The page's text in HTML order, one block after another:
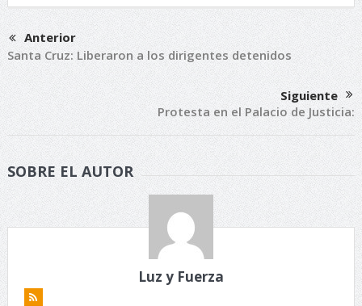
Anterior
Santa Cruz: Liberaron a los dirigentes detenidos
Siguiente
Protesta en el Palacio de Justicia:
SOBRE EL AUTOR
Luz y Fuerza